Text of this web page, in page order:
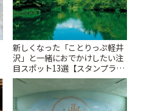
新しくなった「ことりっぷ軽井
沢」と一緒におでかけしたい注
目スポット13選【スタンプラリ
ー開催中】 | ことりっぷ